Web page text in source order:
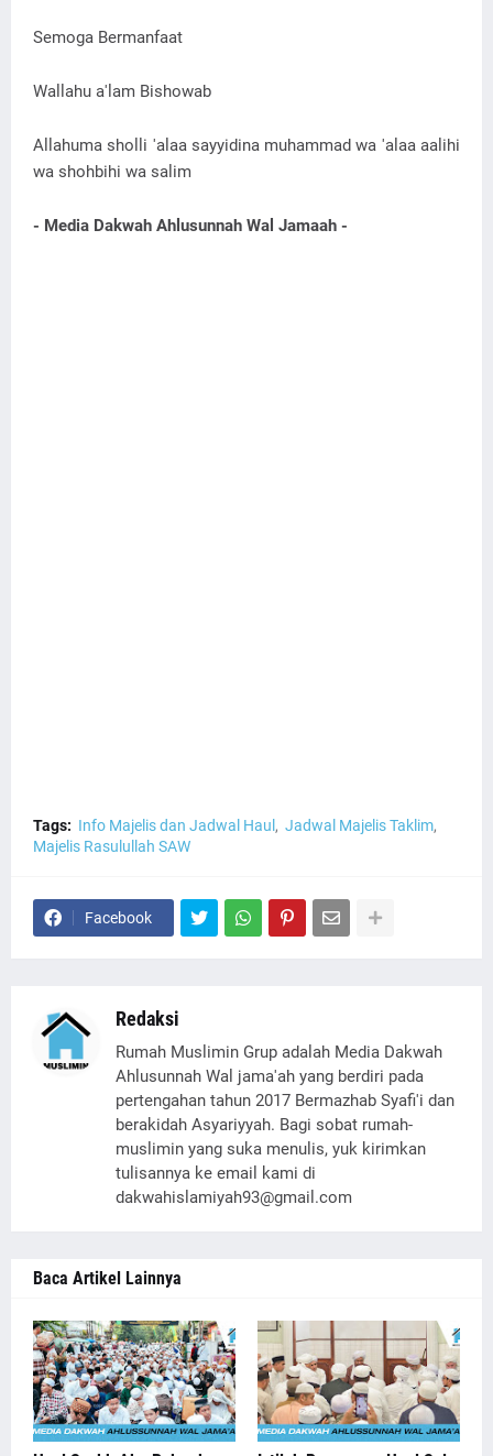
Semoga Bermanfaat
Wallahu a'lam Bishowab
Allahuma sholli 'alaa sayyidina muhammad wa 'alaa aalihi
wa shohbihi wa salim
- Media Dakwah Ahlusunnah Wal Jamaah -
Tags: Info Majelis dan Jadwal Haul
Jadwal Majelis Taklim
Majelis Rasulullah SAW
Facebook
Redaksi
Rumah Muslimin Grup adalah Media Dakwah
Ahlusunnah Wal jama'ah yang berdiri pada
pertengahan tahun 2017 Bermazhab Syafi'i dan
berakidah Asyariyyah. Bagi sobat rumah-
muslimin yang suka menulis, yuk kirimkan
tulisannya ke email kami di
dakwahislamiyah93@gmail.com
Baca Artikel Lainnya